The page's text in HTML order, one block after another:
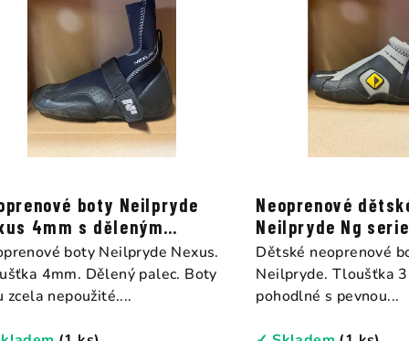
boty Neilpryde
4mm s děleným
boty Neilpryde Nexus.
4mm. Dělený palec. Boty
zcela nepoužité....
Neoprenové
Dětské neoprenové
Neilpryde. Tloušťka
pohodlné s pevnou...